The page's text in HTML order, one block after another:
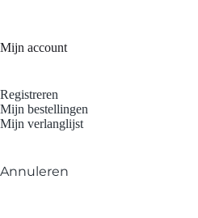
Mijn account
Registreren
Mijn bestellingen
Mijn verlanglijst
Annuleren